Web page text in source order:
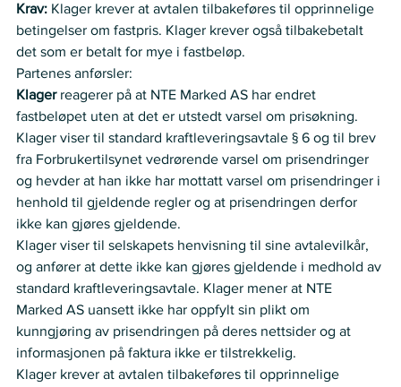
Krav: Klager krever at avtalen tilbakeføres til opprinnelige
betingelser om fastpris. Klager krever også tilbakebetalt
det som er betalt for mye i fastbeløp.
Partenes anførsler:
Klager reagerer på at NTE Marked AS har endret
fastbeløpet uten at det er utstedt varsel om prisøkning.
Klager viser til standard kraftleveringsavtale § 6 og til brev
fra Forbrukertilsynet vedrørende varsel om prisendringer
og hevder at han ikke har mottatt varsel om prisendringer i
henhold til gjeldende regler og at prisendringen derfor
ikke kan gjøres gjeldende.
Klager viser til selskapets henvisning til sine avtalevilkår,
og anfører at dette ikke kan gjøres gjeldende i medhold av
standard kraftleveringsavtale. Klager mener at NTE
Marked AS uansett ikke har oppfylt sin plikt om
kunngjøring av prisendringen på deres nettsider og at
informasjonen på faktura ikke er tilstrekkelig.
Klager krever at avtalen tilbakeføres til opprinnelige